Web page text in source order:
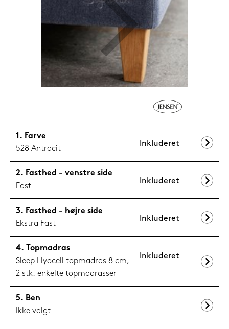
1.199,-
Farve
528 Antracit
Inkluderet
Fasthed - venstre side
Fast
Inkluderet
Fasthed - højre side
Ekstra Fast
Inkluderet
Topmadras
Sleep I lyocell topmadras 8 cm,
2 stk. enkelte topmadrasser
Inkluderet
Ben
Ikke valgt